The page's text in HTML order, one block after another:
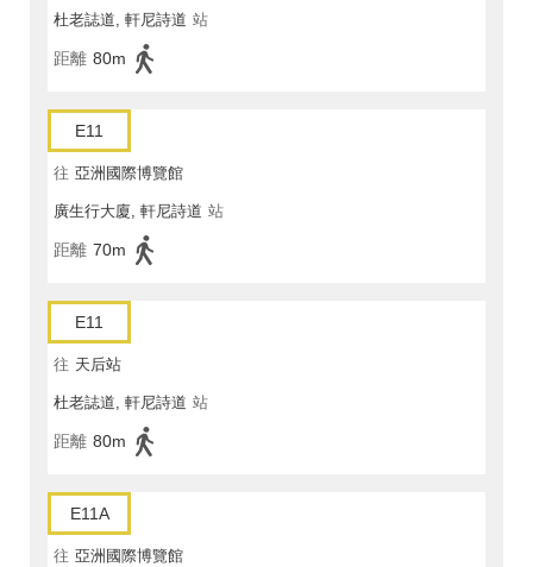
杜老誌道, 軒尼詩道 站
距離 80m
E11
往 亞洲國際博覽館
廣生行大廈, 軒尼詩道 站
距離 70m
E11
往 天后站
杜老誌道, 軒尼詩道 站
距離 80m
E11A
往 亞洲國際博覽館